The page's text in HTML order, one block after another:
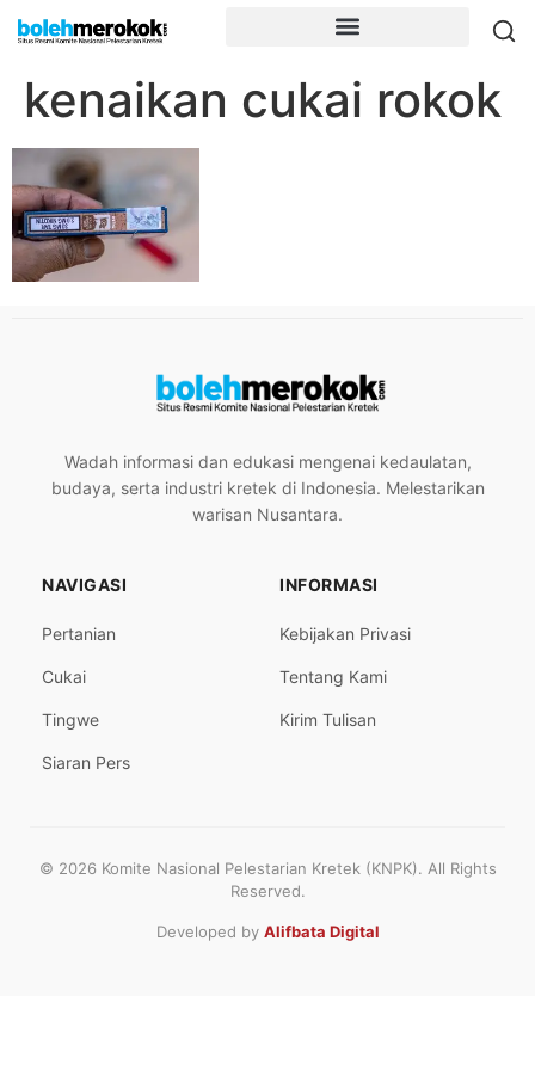
kenaikan cukai rokok
Wadah informasi dan edukasi mengenai kedaulatan,
budaya, serta industri kretek di Indonesia. Melestarikan
warisan Nusantara.
NAVIGASI
Pertanian
Cukai
Tingwe
Siaran Pers
INFORMASI
Kebijakan Privasi
Tentang Kami
Kirim Tulisan
© 2026 Komite Nasional Pelestarian Kretek (KNPK). All Rights
Reserved.
Developed by Alifbata Digital